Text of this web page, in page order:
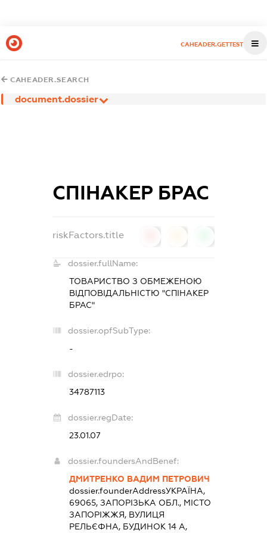
CAHEADER.GETTEST
CAHEADER.SEARCH
document.dossier
СПІНАКЕР БРАС
riskFactors.title
dossier.fullName:
ТОВАРИСТВО З ОБМЕЖЕНОЮ
ВІДПОВІДАЛЬНІСТЮ "СПІНАКЕР
БРАС"
dossier.opfSubType:
-
dossier.edrpo:
34787113
dossier.regDate:
23.01.07
dossier.foundersAndBenef:
ДМИТРЕНКО ВАДИМ ПЕТРОВИЧ
dossier.founderAddressУКРАЇНА,
69065, ЗАПОРІЗЬКА ОБЛ., МІСТО
ЗАПОРІЖЖЯ, ВУЛИЦЯ
РЕЛЬЄФНА, БУДИНОК 14 А,